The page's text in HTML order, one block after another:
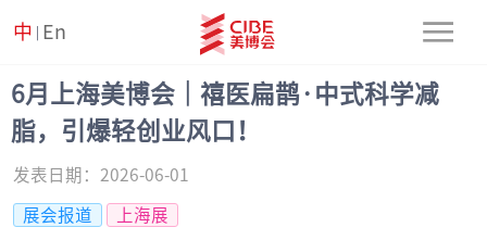
中 En
6月上海美博会｜禧医扁鹊·中式科学减
脂，引爆轻创业风口！
发表日期： 2026-06-01
展会报道 上海展